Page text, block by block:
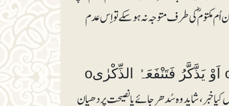
کی طرف متوجہ نہ ہوسکے تو اِس عدم
عَبَسَ وَتَوَلّٰیٓ o اَنْ جَآئَہُ الْاَعْمٰی o وَمَا یُدْرِیْکَ لَعَلَّہٗ یَزَّکّٰیٓ o اَوْ یَذَّکَّرُ فَتَنْفَعَہُ الذِّکْرٰیo
خبر، شاید وہ سُدھر جائے یا نصیحت پر دھیان